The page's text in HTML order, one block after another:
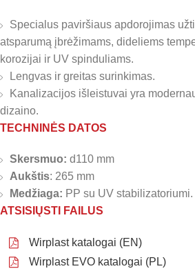
Specialus paviršiaus apdorojimas
atsparumą įbrėžimams, dideliems
korozijai ir UV spinduliams.
Lengvas ir greitas surinkimas.
Kanalizacijos išleistuvai yra
dizaino.
TECHNINĖS DATOS
Skersmuo: d110 mm
Aukštis: 265 mm
Medžiaga: PP su UV stabilizatoriumi.
ATSISIŲSTI FAILUS
Wirplast katalogai (EN)
Wirplast EVO katalogai (PL)